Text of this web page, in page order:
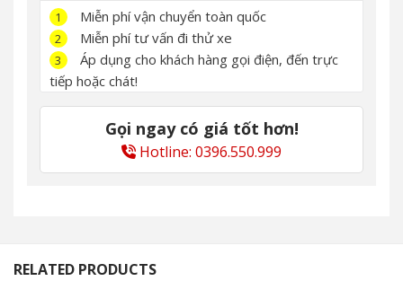
1 Miễn phí vận chuyển toàn quốc
2 Miễn phí tư vấn đi thử xe
3
Áp dụng cho khách hàng gọi điện, đến trực
tiếp hoặc chát!
Gọi ngay có giá tốt hơn!
Hotline: 0396.550.999
RELATED PRODUCTS